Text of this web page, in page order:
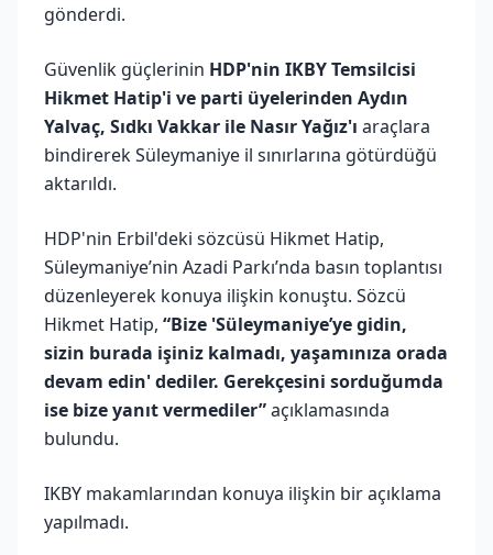
gönderdi.
Güvenlik güçlerinin HDP'nin IKBY Temsilcisi
Hikmet Hatip'i ve parti üyelerinden Aydın
Yalvaç, Sıdkı Vakkar ile Nasır Yağız'ı araçlara
bindirerek Süleymaniye il sınırlarına götürdüğü
aktarıldı.
HDP'nin Erbil'deki sözcüsü Hikmet Hatip,
Süleymaniye’nin Azadi Parkı’nda basın toplantısı
düzenleyerek konuya ilişkin konuştu. Sözcü
Hikmet Hatip, “Bize 'Süleymaniye’ye gidin,
sizin burada işiniz kalmadı, yaşamınıza orada
devam edin' dediler. Gerekçesini sorduğumda
ise bize yanıt vermediler”açıklamasında
bulundu.
IKBY makamlarından konuya ilişkin bir açıklama
yapılmadı.